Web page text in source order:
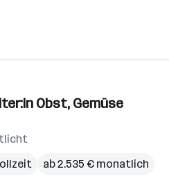
Obst, Gemüse
ab 2.535 € monatlich